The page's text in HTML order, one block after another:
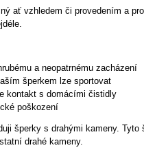
ať vzhledem či provedením a
a neopatrnému zacházení
šperkem lze sportovat
kontakt s domácími čistidly
poškození
šperky s drahými kameny.
drahé kameny.